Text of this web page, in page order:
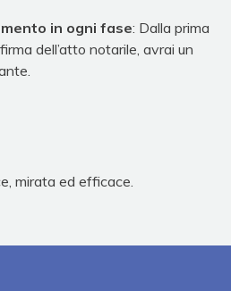
in ogni fase: Dalla prima
dell’atto notarile, avrai un
mirata ed efficace.